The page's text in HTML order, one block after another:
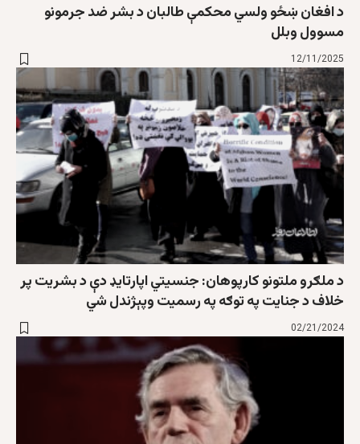
د افغان ښځو ولسي محکمې طالبان د بشر ضد جرمونو
مسوول وبلل
12/11/2025
د ملګرو ملتونو کارپوهان: جنسيتي اپارتايډ دې د بشريت پر
خلاف د جنايت په توګه په رسمیت وپېژندل شي
02/21/2024